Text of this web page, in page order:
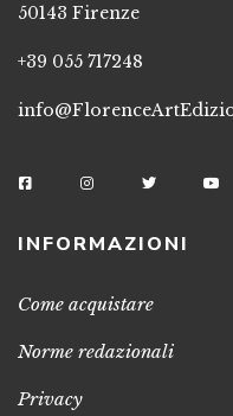
50143 Firenze
+39 055 717248
INFORMAZIONI
Come acquistare
Norme redazionali
Privacy